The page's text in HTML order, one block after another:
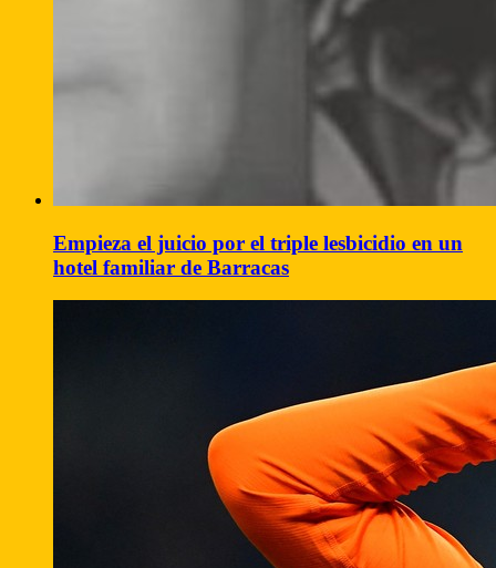
Empieza el juicio por el triple lesbicidio en un
hotel familiar de Barracas